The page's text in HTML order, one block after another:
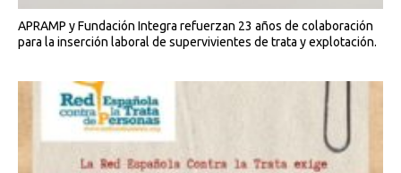
APRAMP y Fundación Integra refuerzan 23 años de colaboración
para la inserción laboral de supervivientes de trata y explotación.